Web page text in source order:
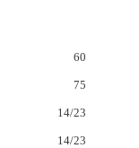
60
75
14/23
14/23